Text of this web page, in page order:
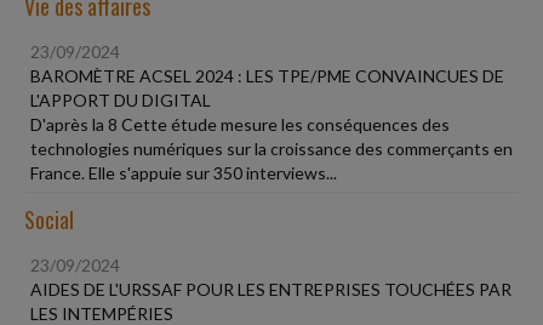
23/09/2024
BAROMÈTRE ACSEL 2024 : LES TPE/PME CONVAINCUES DE
L'APPORT DU DIGITAL
D'après la 8 Cette étude mesure les conséquences des
technologies numériques sur la croissance des commerçants en
France. Elle s'appuie sur 350 interviews...
Social
23/09/2024
AIDES DE L'URSSAF POUR LES ENTREPRISES TOUCHÉES PAR
LES INTEMPÉRIES